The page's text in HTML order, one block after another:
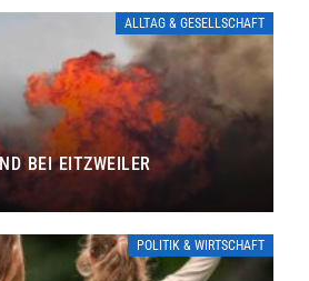
ALLTAG & GESELLSCHAFT
BEI EITZWEILER
POLITIK & WIRTSCHAFT